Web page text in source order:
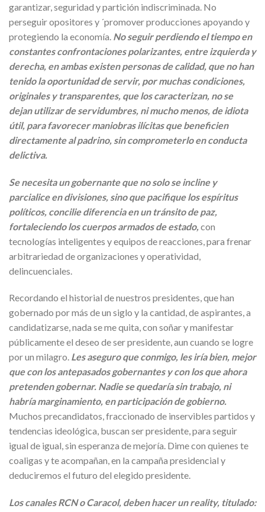
garantizar, seguridad y partición indiscriminada. No
perseguir opositores y ´promover producciones apoyando y
protegiendo la economía. No seguir perdiendo el tiempo en
constantes confrontaciones polarizantes, entre izquierda y
derecha, en ambas existen personas de calidad, que no han
tenido la oportunidad de servir, por muchas condiciones,
originales y transparentes, que los caracterizan, no se
dejan utilizar de servidumbres, ni mucho menos, de idiota
útil, para favorecer maniobras ilícitas que beneficien
directamente al padrino, sin comprometerlo en conducta
delictiva.
Se necesita un gobernante que no solo se incline y
parcialice en divisiones, sino que pacifique los espíritus
políticos, concilie diferencia en un tránsito de paz,
fortaleciendo los cuerpos armados de estado, con
tecnologías inteligentes y equipos de reacciones, para frenar
arbitrariedad de organizaciones y operatividad,
delincuenciales.
Recordando el historial de nuestros presidentes, que han
gobernado por más de un siglo y la cantidad, de aspirantes, a
candidatizarse, nada se me quita, con soñar y manifestar
públicamente el deseo de ser presidente, aun cuando se logre
por un milagro. Les aseguro que conmigo, les iría bien, mejor
que con los antepasados gobernantes y con los que ahora
pretenden gobernar. Nadie se quedaría sin trabajo, ni
habría marginamiento, en participación de gobierno.
Muchos precandidatos, fraccionado de inservibles partidos y
tendencias ideológica, buscan ser presidente, para seguir
igual de igual, sin esperanza de mejoría. Dime con quienes te
coaligas y te acompañan, en la campaña presidencial y
deduciremos el futuro del elegido presidente.
Los canales RCN o Caracol, deben hacer un reality, titulado: